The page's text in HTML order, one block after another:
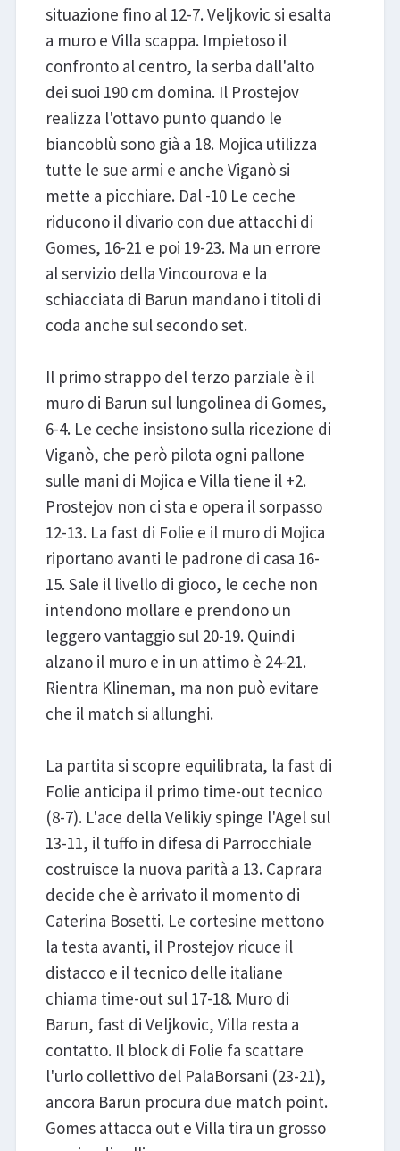
situazione fino al 12-7. Veljkovic si esalta
a muro e Villa scappa. Impietoso il
confronto al centro, la serba dall'alto
dei suoi 190 cm domina. Il Prostejov
realizza l'ottavo punto quando le
biancoblù sono già a 18. Mojica utilizza
tutte le sue armi e anche Viganò si
mette a picchiare. Dal -10 Le ceche
riducono il divario con due attacchi di
Gomes, 16-21 e poi 19-23. Ma un errore
al servizio della Vincourova e la
schiacciata di Barun mandano i titoli di
coda anche sul secondo set.
Il primo strappo del terzo parziale è il
muro di Barun sul lungolinea di Gomes,
6-4. Le ceche insistono sulla ricezione di
Viganò, che però pilota ogni pallone
sulle mani di Mojica e Villa tiene il +2.
Prostejov non ci sta e opera il sorpasso
12-13. La fast di Folie e il muro di Mojica
riportano avanti le padrone di casa 16-
15. Sale il livello di gioco, le ceche non
intendono mollare e prendono un
leggero vantaggio sul 20-19. Quindi
alzano il muro e in un attimo è 24-21.
Rientra Klineman, ma non può evitare
che il match si allunghi.
La partita si scopre equilibrata, la fast di
Folie anticipa il primo time-out tecnico
(8-7). L'ace della Velikiy spinge l'Agel sul
13-11, il tuffo in difesa di Parrocchiale
costruisce la nuova parità a 13. Caprara
decide che è arrivato il momento di
Caterina Bosetti. Le cortesine mettono
la testa avanti, il Prostejov ricuce il
distacco e il tecnico delle italiane
chiama time-out sul 17-18. Muro di
Barun, fast di Veljkovic, Villa resta a
contatto. Il block di Folie fa scattare
l'urlo collettivo del PalaBorsani (23-21),
ancora Barun procura due match point.
Gomes attacca out e Villa tira un grosso